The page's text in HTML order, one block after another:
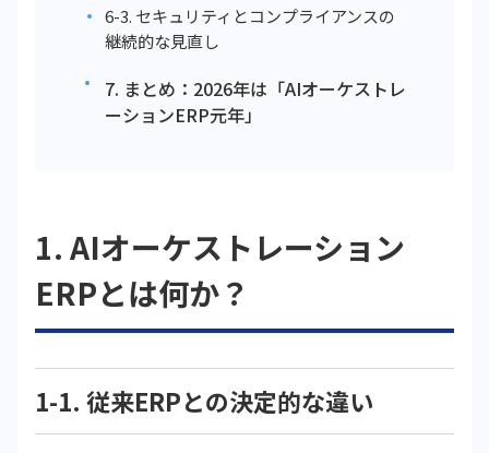
6-3. セキュリティとコンプライアンスの
継続的な見直し
7. まとめ：2026年は「AIオーケストレ
ーションERP元年」
1. AIオーケストレーション
ERPとは何か？
1-1. 従来ERPとの決定的な違い